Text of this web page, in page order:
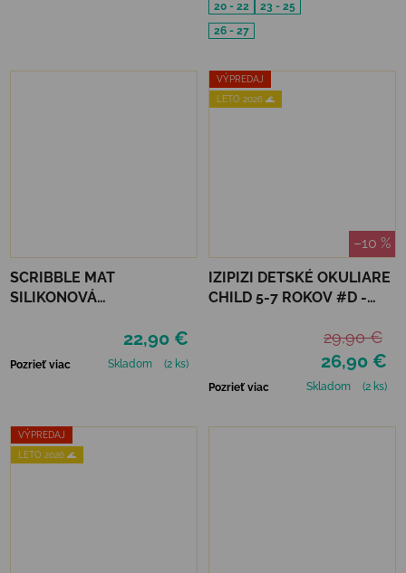
20 - 22
23 - 25
26 - 27
SCRIBBLE MAT
SILIKONOVÁ
22,90 €
Pozrieť viac Skladom (2 ks)
VÝPREDAJ
LETO 2026 🌊
–10 %
IZIPIZI DETSKÉ OKULIARE
CHILD 5-7 ROKOV #D -
26,90 €
29,90 €
Pozrieť viac Skladom (2 ks)
VÝPREDAJ
LETO 2026 🌊